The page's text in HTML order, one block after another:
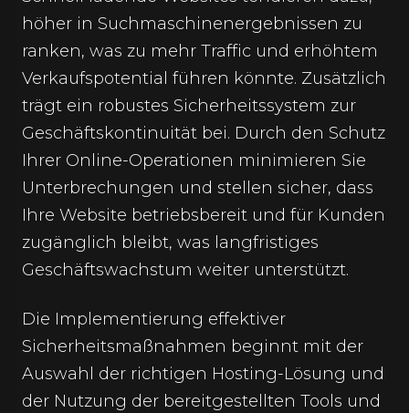
höher in Suchmaschinenergebnissen zu
ranken, was zu mehr Traffic und erhöhtem
Verkaufspotential führen könnte. Zusätzlich
trägt ein robustes Sicherheitssystem zur
Geschäftskontinuität bei. Durch den Schutz
Ihrer Online-Operationen minimieren Sie
Unterbrechungen und stellen sicher, dass
Ihre Website betriebsbereit und für Kunden
zugänglich bleibt, was langfristiges
Geschäftswachstum weiter unterstützt.
Die Implementierung effektiver
Sicherheitsmaßnahmen beginnt mit der
Auswahl der richtigen Hosting-Lösung und
der Nutzung der bereitgestellten Tools und